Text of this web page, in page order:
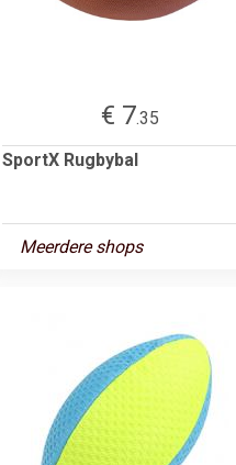
€ 7.35
SportX Rugbybal
Meerdere shops